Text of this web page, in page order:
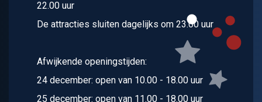
22.00 uur
De attracties sluiten dagelijks om 23.00 uur
Afwijkende openingstijden:
24 december: open van 10.00 - 18.00 uur
25 december: open van 11.00 - 18.00 uur